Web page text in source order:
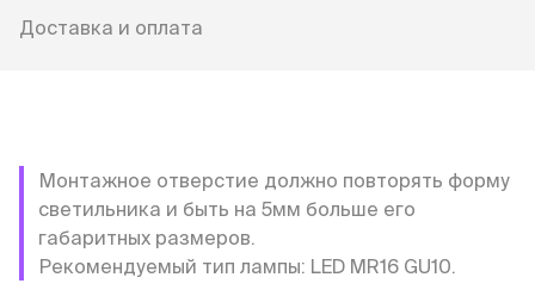
Доставка и оплата
Монтажное отверстие должно повторять форму
светильника и быть на 5мм больше его
габаритных размеров.
Рекомендуемый тип лампы: LED MR16 GU10.